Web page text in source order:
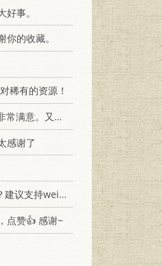
事。
你的收藏。
稀有的资源！
本《话语的真相》...
感谢了
支持weixin支付
点赞👍 感谢~